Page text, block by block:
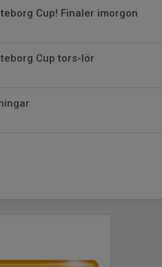
Cup! Finaler imorgon
Cup tors-lör